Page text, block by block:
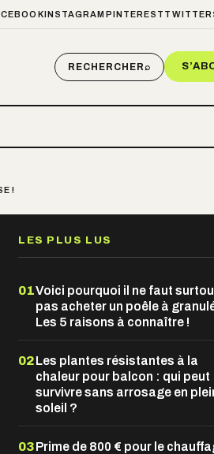
INSTAGRAM PINTEREST TWITTER
RECHERCHER⌕
!
LES PLUS LUS
01Voici pourquoi il ne faut
pas acheter un poêle à
Les 5 raisons à connaître !
02Les plantes résistantes à la
chaleur pour balcon : qui peut
survivre sans arrosage en
soleil ?
03Prime de 800 € pour le